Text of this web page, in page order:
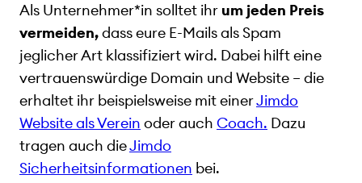
Als Unternehmer*in solltet ihr um jeden Preis
vermeiden,dass eure E-Mails als Spam
jeglicher Art klassifiziert wird. Dabei hilft eine
vertrauenswürdige Domain und Website – die
erhaltet ihr beispielsweise mit einerJimdo
Website als Verein oder auch Coach. Dazu
tragen auch dieJimdo
Sicherheitsinformationen bei.